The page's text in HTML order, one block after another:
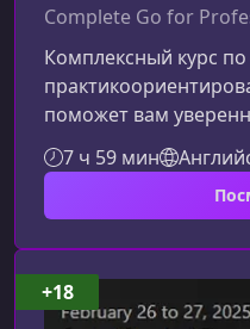
Complete Go for
Комплексный курс
поможет вам
разработки на Go. За
основами языка,
веб‑приложений и
свой код
представляет собой
построена вокруг
HTTP‑бэкенда на
7 ч 59 мин
+18